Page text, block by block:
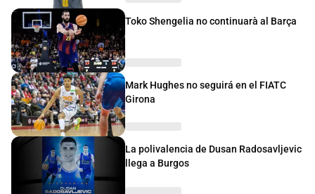
Toko Shengelia no continuarà al Barça
Mark Hughes no seguirá en el FIATC
Girona
La polivalencia de Dusan Radosavljevic
llega a Burgos